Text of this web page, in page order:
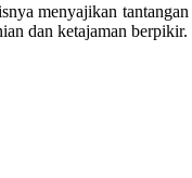
menyajikan tantangan
dan ketajaman berpikir.